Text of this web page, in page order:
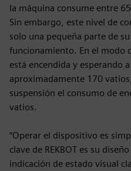
la máquina consume entre
Sin embargo, este nivel de
solo una pequeña parte de
funcionamiento. En el modo
está encendida y esperando
aproximadamente 170
suspensión el consumo de
vatios.
“Operar el dispositivo es
clave de REKBOT es su
indicación de estado visual